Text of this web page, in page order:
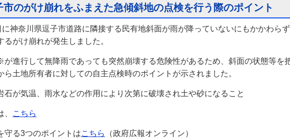
のがけ崩れをふまえた急傾斜地の点検を行う際のポイント
神奈川県逗子市道路に隣接する民有地斜面が雨が降っていないにもかかわら
るがけ崩れが発生しました。
進行して無降雨であっても突然崩壊する危険性があるため、斜面の状態等を
ら土地所有者に対しての自主点検時のポイントが示されました。
が気温、雨水などの作用により次第に破壊され土や砂になること
こちら
守る3つのポイントはこちら （政府広報オンライン）